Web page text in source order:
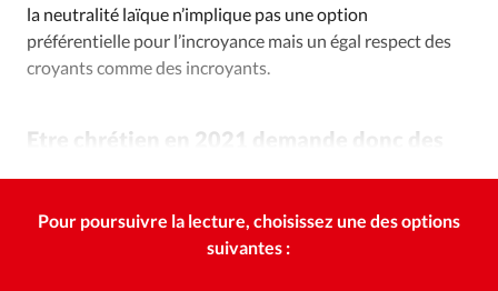
la neutralité laïque n’implique pas une option
préférentielle pour l’incroyance mais un égal respect des
croyants comme des incroyants.
Etre chrétien en 2021 demande donc des
Pour poursuivre la lecture, choisissez une des options
suivantes :